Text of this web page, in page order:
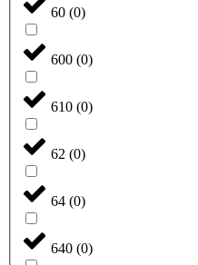
60 (0)
600 (0)
610 (0)
62 (0)
64 (0)
640 (0)